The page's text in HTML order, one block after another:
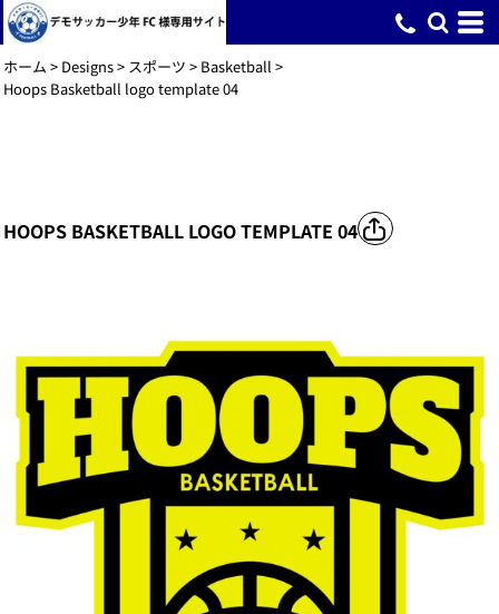
ホーム > Designs> スポーツ > Basketball >
Hoops Basketball logo template 04
HOOPS BASKETBALL LOGO TEMPLATE 04